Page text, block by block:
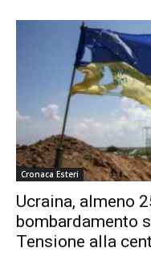
Cronaca Esteri
Ucraina, almeno
bombardamento
Tensione alla